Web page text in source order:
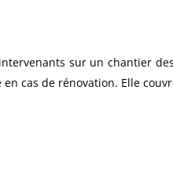
intervenants sur un chantier
cas de rénovation. Elle